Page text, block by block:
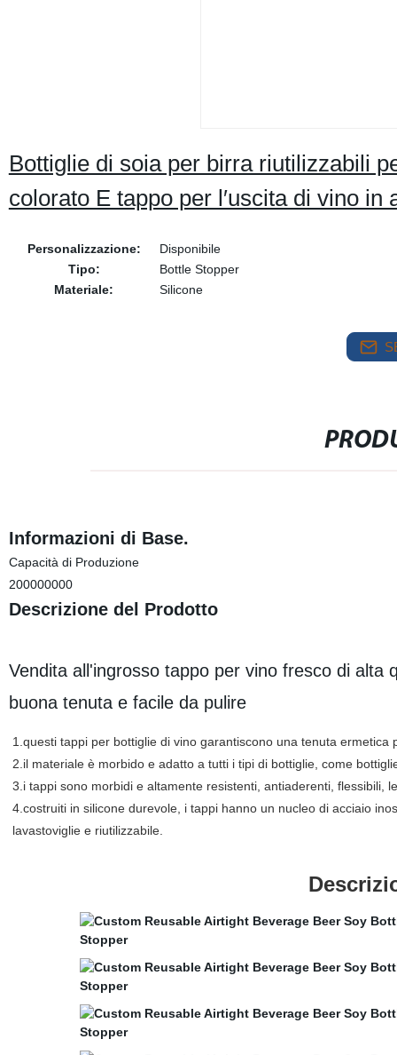
Bottiglie di soia per birra riutilizzabili
colorato E tappo per l′uscita di vino in
Personalizzazione:
Disponibile
Tipo:
Bottle Stopper
Materiale:
Silicone
Informazioni di Base.
Capacità di Produzione
200000000
Descrizione del Prodotto
Vendita all'ingrosso tappo per vino fresco di alta
buona tenuta e facile da pulire
1.questi tappi per bottiglie di vino garantiscono una tenuta
2.il materiale è morbido e adatto a tutti i tipi di bottiglie, come
3.i tappi sono morbidi e altamente resistenti, antiaderenti, flessibili,
4.costruiti in silicone durevole, i tappi hanno un nucleo di acciaio
lavastoviglie e riutilizzabile.